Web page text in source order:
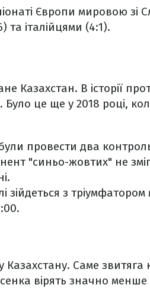
Європи мировою зі
та італійцями (4:1).
Казахстан. В історії
Було це ще у 2018 році,
провести два
"синьо-жовтих" не
з тріумфатором
Саме звитяга
вірять значно менше